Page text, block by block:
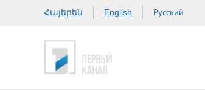
Հայերեն English Русский